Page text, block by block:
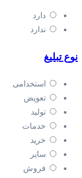
دارد
ندارد
نوع تبلیغ
استخدامی
تعویض
تولید
خدمات
خرید
سایر
فروش